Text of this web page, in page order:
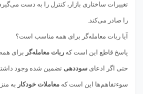
تغییرات ساختاری بازار، کنترل را به دست
را صادر می‌کند.
آیا ربات معامله‌گر برای همه مناسب است؟
پاسخ قاطع این است که ربات معامله‌گر برای
حتی اگر ادعای سوددهی تضمین شده وجود
سوءتفاهم‌ها این است که معاملات خودکار به